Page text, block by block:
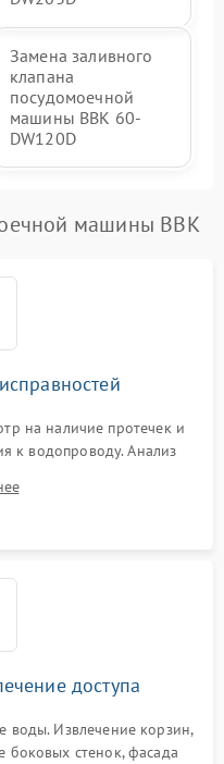
Замена заливного
клапана
посудомоечной
машины BBK 60-
DW120D
машины BBK
на наличие протечек и
к водопроводу. Анализ
нагрева, вращения
системы защиты
доступа
воды. Извлечение корзин,
боковых стенок, фасада